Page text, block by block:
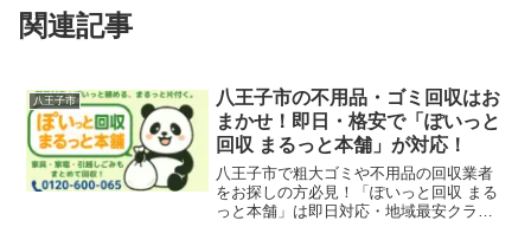
関連記事
八王子市
八王子市の不用品・ゴミ回収はお
まかせ！即日・格安で「ぽいっと
回収 まるっと本舗」が対応！
八王子市で粗大ゴミや不用品の回収業者
をお探しの方必見！「ぽいっと回収 まる
っと本舗」は即日対応・地域最安クラス